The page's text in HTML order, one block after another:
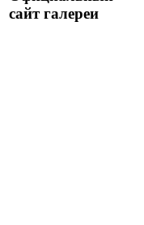
сайт галереи